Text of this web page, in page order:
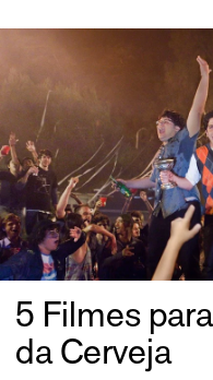
5 Filmes
da Cerveja